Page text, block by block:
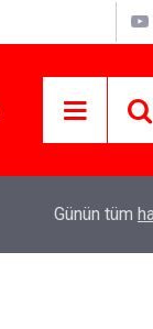
Kırıkkale Çalılıöz
Günün tüm